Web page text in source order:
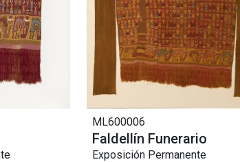
ML600006
Faldellín Funerario
Exposición Permanente